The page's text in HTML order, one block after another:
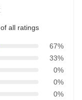
all ratings
67%
33%
0%
0%
0%